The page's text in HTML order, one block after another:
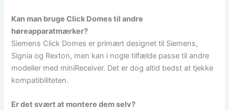
Kan man bruge Click Domes til andre
høreapparatmærker?
Siemens Click Domes er primært designet til Siemens,
Signia og Rexton, men kan i nogle tilfælde passe til andre
modeller med miniReceiver. Det er dog altid bedst at tjekke
kompatibiliteten.
Er det svært at montere dem selv?